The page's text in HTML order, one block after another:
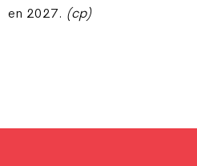
en 2027. (cp)